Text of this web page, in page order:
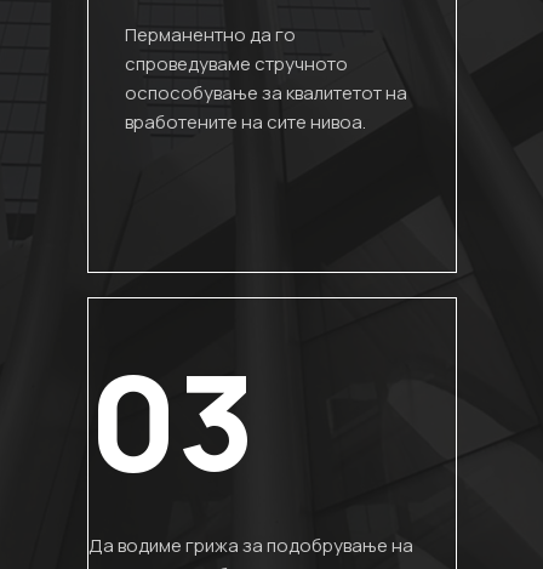
Перманентно да го
спроведуваме стручното
оспособување за квалитетот на
вработените на сите нивоа.
03
Да водиме грижа за подобрување на